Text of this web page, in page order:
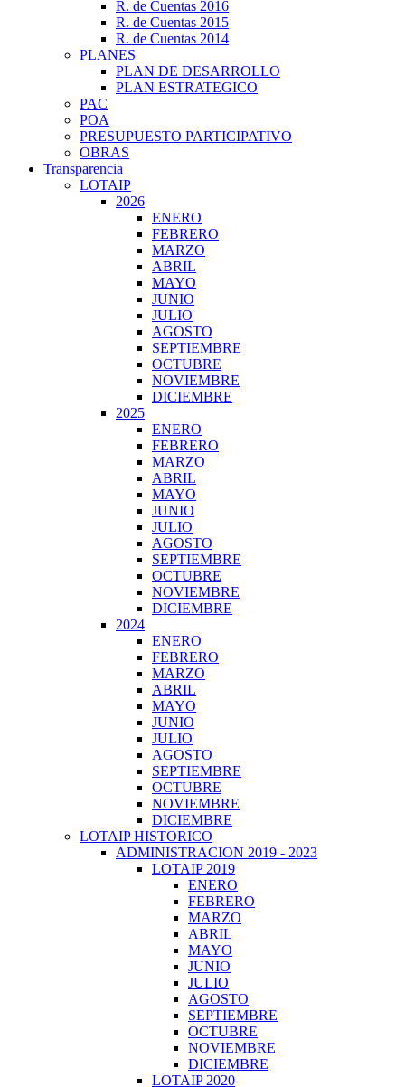
R. de Cuentas 2016
R. de Cuentas 2015
R. de Cuentas 2014
PLANES
PLAN DE DESARROLLO
PLAN ESTRATEGICO
PAC
POA
PRESUPUESTO PARTICIPATIVO
OBRAS
Transparencia
LOTAIP
2026
ENERO
FEBRERO
MARZO
ABRIL
MAYO
JUNIO
JULIO
AGOSTO
SEPTIEMBRE
OCTUBRE
NOVIEMBRE
DICIEMBRE
2025
ENERO
FEBRERO
MARZO
ABRIL
MAYO
JUNIO
JULIO
AGOSTO
SEPTIEMBRE
OCTUBRE
NOVIEMBRE
DICIEMBRE
2024
ENERO
FEBRERO
MARZO
ABRIL
MAYO
JUNIO
JULIO
AGOSTO
SEPTIEMBRE
OCTUBRE
NOVIEMBRE
DICIEMBRE
LOTAIP HISTORICO
ADMINISTRACION 2019 - 2023
LOTAIP 2019
ENERO
FEBRERO
MARZO
ABRIL
MAYO
JUNIO
JULIO
AGOSTO
SEPTIEMBRE
OCTUBRE
NOVIEMBRE
DICIEMBRE
LOTAIP 2020